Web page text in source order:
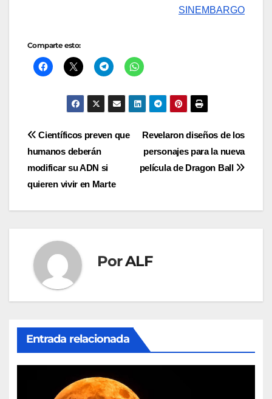
SINEMBARGO
Comparte esto:
Navegación
de
entradas
Revelaron diseños de los
personajes para la nueva
película de Dragon Ball
Científicos preven que
humanos deberán
modificar su ADN si
quieren vivir en Marte
PorALF
Entrada relacionada